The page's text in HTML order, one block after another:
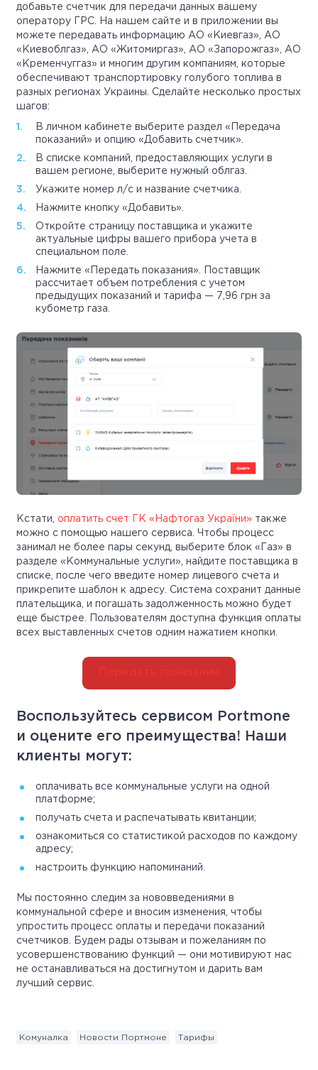
добавьте счетчик для передачи данных вашему
оператору ГРС. На нашем сайте и в приложении вы
можете передавать информацию АО «Киевгаз», АО
«Киевоблгаз», АО «Житомиргаз», АО «Запорожгаз», АО
«Кременчуггаз» и многим другим компаниям, которые
обеспечивают транспортировку голубого топлива в
разных регионах Украины. Сделайте несколько простых
шагов:
В личном кабинете выберите раздел «Передача
показаний» и опцию «Добавить счетчик».
В списке компаний, предоставляющих услуги в
вашем регионе, выберите нужный облгаз.
Укажите номер л/с и название счетчика.
Нажмите кнопку «Добавить».
Откройте страницу поставщика и укажите
актуальные цифры вашего прибора учета в
специальном поле.
Нажмите «Передать показания». Поставщик
рассчитает объем потребления с учетом
предыдущих показаний и тарифа — 7,96 грн за
кубометр газа.
Кстати, оплатить счет ГК «Нафтогаз України» также
можно с помощью нашего сервиса. Чтобы процесс
занимал не более пары секунд, выберите блок «Газ» в
разделе «Коммунальные услуги», найдите поставщика в
списке, после чего введите номер лицевого счета и
прикрепите шаблон к адресу. Система сохранит данные
плательщика, и погашать задолженность можно будет
еще быстрее. Пользователям доступна функция оплаты
всех выставленных счетов одним нажатием кнопки.
Передать показания
Воспользуйтесь сервисом Portmone
и оцените его преимущества! Наши
клиенты могут:
оплачивать все коммунальные услуги на одной
платформе;
получать счета и распечатывать квитанции;
ознакомиться со статистикой расходов по каждому
адресу;
настроить функцию напоминаний.
Мы постоянно следим за нововведениями в
коммунальной сфере и вносим изменения, чтобы
упростить процесс оплаты и передачи показаний
счетчиков. Будем рады отзывам и пожеланиям по
усовершенствованию функций — они мотивируют нас
не останавливаться на достигнутом и дарить вам
лучший сервис.
Комуналка Новости Портмоне Тарифы